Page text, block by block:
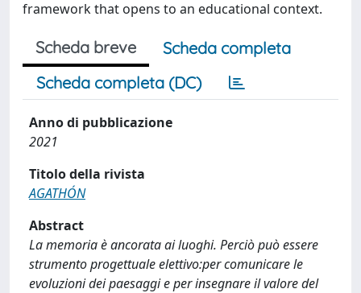
framework that opens to an educational context.
Scheda breve
Scheda completa
Scheda completa (DC)
Anno di pubblicazione
2021
Titolo della rivista
AGATHÓN
Abstract
La memoria è ancorata ai luoghi. Perciò può essere
strumento progettuale elettivo:per comunicare le
evoluzioni dei paesaggi e per insegnare il valore del